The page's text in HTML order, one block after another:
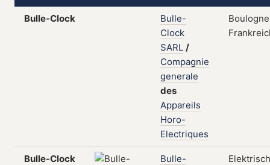
Bulle-Clock
Bulle-
Clock
SARL /
Compagnie
generale
des
Appareils
Horo-
Electriques
Bulle-Clock
Bulle-